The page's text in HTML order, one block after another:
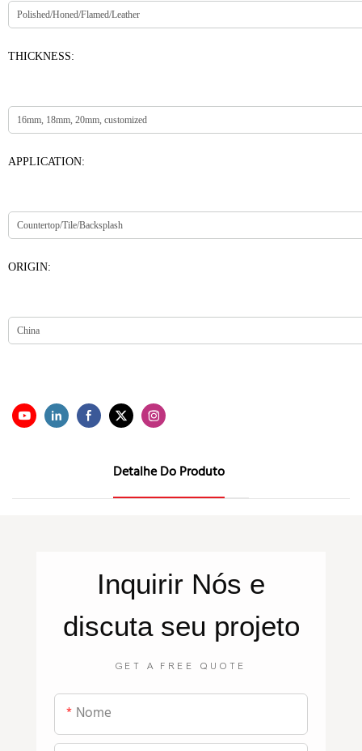
THICKNESS:
APPLICATION:
ORIGIN:
Detalhe Do Produto
Inquirir Nós e
discuta seu projeto
GET A FREE QUOTE
Nome